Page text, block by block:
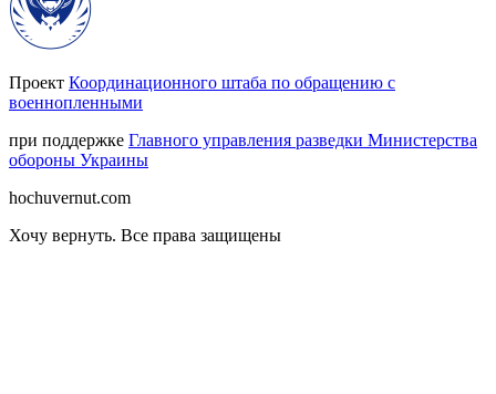
Проект Координационного штаба по обращению с
военнопленными
при поддержке Главного управления разведки Министерства
обороны Украины
hochuvernut.com
Хочу вернуть. Все права защищены